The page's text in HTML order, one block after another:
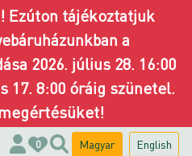
Ezúton tájékoztatjuk
a
2026. július 28. 16:00
17. 8:00 óráig szünetel.
0 Magyar English